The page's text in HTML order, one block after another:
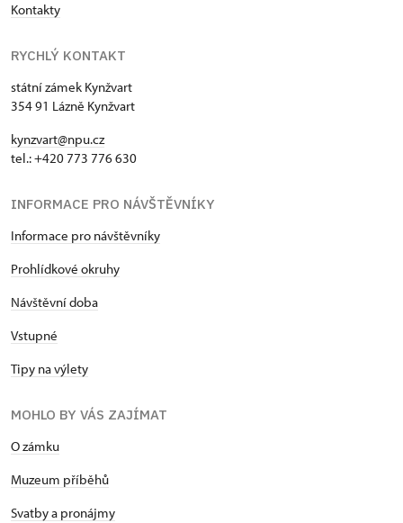
Kontakty
RYCHLÝ KONTAKT
státní zámek Kynžvart
354 91 Lázně Kynžvart
kynzvart@npu.cz
tel.: +420 773 776 630
INFORMACE PRO NÁVŠTĚVNÍKY
Informace pro návštěvníky
Prohlídkové okruhy
Návštěvní doba
Vstupné
Tipy na výlety
MOHLO BY VÁS ZAJÍMAT
O zámku
Muzeum příběhů
Svatby a pronájmy